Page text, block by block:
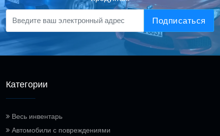
Подписаться
Категории
Весь инвентарь
Автомобили с повреждениями